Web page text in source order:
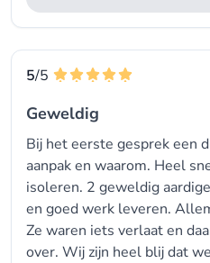
5/5
Geweldig
Bij het eerste gesprek een
aanpak en waarom. Heel
isoleren. 2 geweldig
en goed werk leveren.
Ze waren iets verlaat en
over. Wij zijn heel blij dat